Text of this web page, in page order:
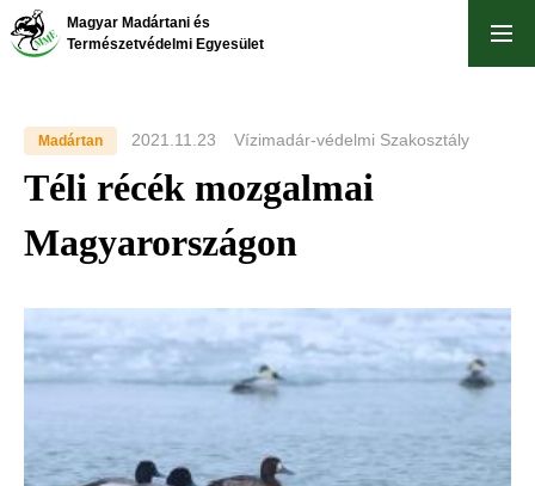
Ugrás
Magyar Madártani és
Természetvédelmi Egyesület
Madártan 2021.11.23 Vízimadár-védelmi Szakosztály
Téli récék mozgalmai
Magyarországon